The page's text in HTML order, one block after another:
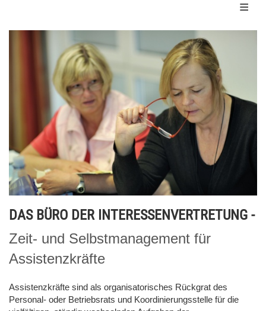
DAS BÜRO DER INTERESSENVERTRETUNG -
Zeit- und Selbstmanagement für
Assistenzkräfte
Assistenzkräfte sind als organisatorisches Rückgrat des
Personal- oder Betriebsrats und Koordinierungsstelle für die